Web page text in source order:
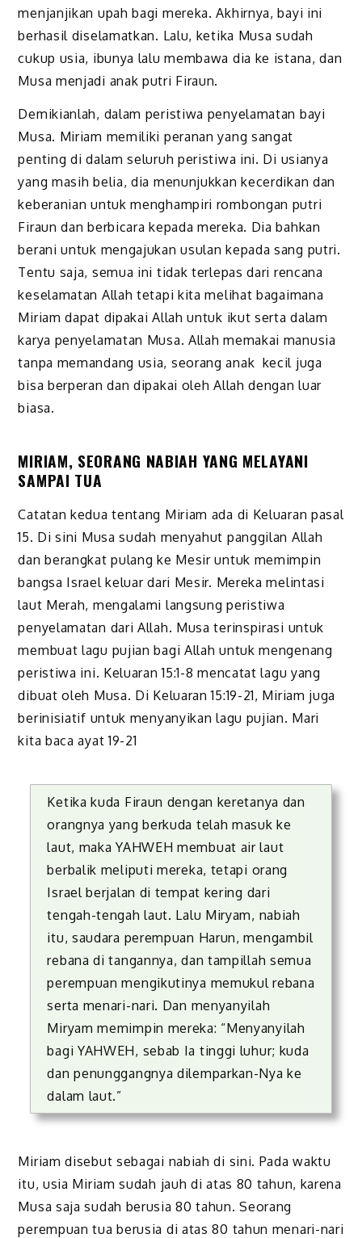
menjanjikan upah bagi mereka. Akhirnya, bayi ini
berhasil diselamatkan. Lalu, ketika Musa sudah
cukup usia, ibunya lalu membawa dia ke istana, dan
Musa menjadi anak putri Firaun.
Demikianlah, dalam peristiwa penyelamatan bayi
Musa. Miriam memiliki peranan yang sangat
penting di dalam seluruh peristiwa ini. Di usianya
yang masih belia, dia menunjukkan kecerdikan dan
keberanian untuk menghampiri rombongan putri
Firaun dan berbicara kepada mereka. Dia bahkan
berani untuk mengajukan usulan kepada sang putri.
Tentu saja, semua ini tidak terlepas dari rencana
keselamatan Allah tetapi kita melihat bagaimana
Miriam dapat dipakai Allah untuk ikut serta dalam
karya penyelamatan Musa. Allah memakai manusia
tanpa memandang usia, seorang anak kecil juga
bisa berperan dan dipakai oleh Allah dengan luar
biasa.
MIRIAM, SEORANG NABIAH YANG MELAYANI
SAMPAI TUA
Catatan kedua tentang Miriam ada di Keluaran pasal
15. Di sini Musa sudah menyahut panggilan Allah
dan berangkat pulang ke Mesir untuk memimpin
bangsa Israel keluar dari Mesir. Mereka melintasi
laut Merah, mengalami langsung peristiwa
penyelamatan dari Allah. Musa terinspirasi untuk
membuat lagu pujian bagi Allah untuk mengenang
peristiwa ini. Keluaran 15:1-8 mencatat lagu yang
dibuat oleh Musa. Di Keluaran 15:19-21, Miriam juga
berinisiatif untuk menyanyikan lagu pujian. Mari
kita baca ayat 19-21
Ketika kuda Firaun dengan keretanya dan
orangnya yang berkuda telah masuk ke
laut, maka YAHWEH membuat air laut
berbalik meliputi mereka, tetapi orang
Israel berjalan di tempat kering dari
tengah-tengah laut. Lalu Miryam, nabiah
itu, saudara perempuan Harun, mengambil
rebana di tangannya, dan tampillah semua
perempuan mengikutinya memukul rebana
serta menari-nari. Dan menyanyilah
Miryam memimpin mereka: “Menyanyilah
bagi YAHWEH, sebab Ia tinggi luhur; kuda
dan penunggangnya dilemparkan-Nya ke
dalam laut.”
Miriam disebut sebagai nabiah di sini. Pada waktu
itu, usia Miriam sudah jauh di atas 80 tahun, karena
Musa saja sudah berusia 80 tahun. Seorang
perempuan tua berusia di atas 80 tahun menari-nari